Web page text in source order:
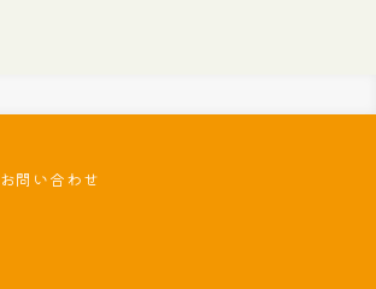
お問い合わせ